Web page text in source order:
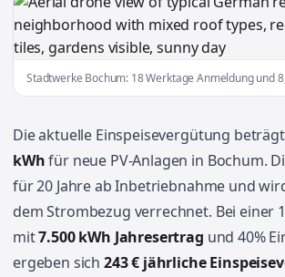
Stadtwerke Bochum: 18 Werktage Anmeldung und
Die aktuelle Einspeisevergütung beträgt
kWhfür neue PV-Anlagen in Bochum.
für 20 Jahre ab Inbetriebnahme und
dem Strombezug verrechnet. Bei einer
mit7.500 kWh Jahresertrag und 40%
ergeben sich 243 € jährliche